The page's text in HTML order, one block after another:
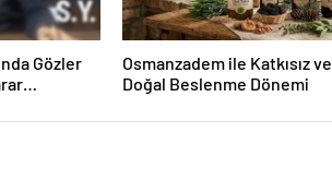
Gözler
Osmanzadem ile Katkısız ve
Doğal Beslenme Dönemi